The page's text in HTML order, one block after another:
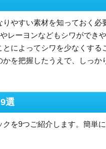
やすい素材を知っておく必
レーヨンなどもシワができ
によってシワを少なくする
を把握したうえで、しっか
選
を9つご紹介します。簡単